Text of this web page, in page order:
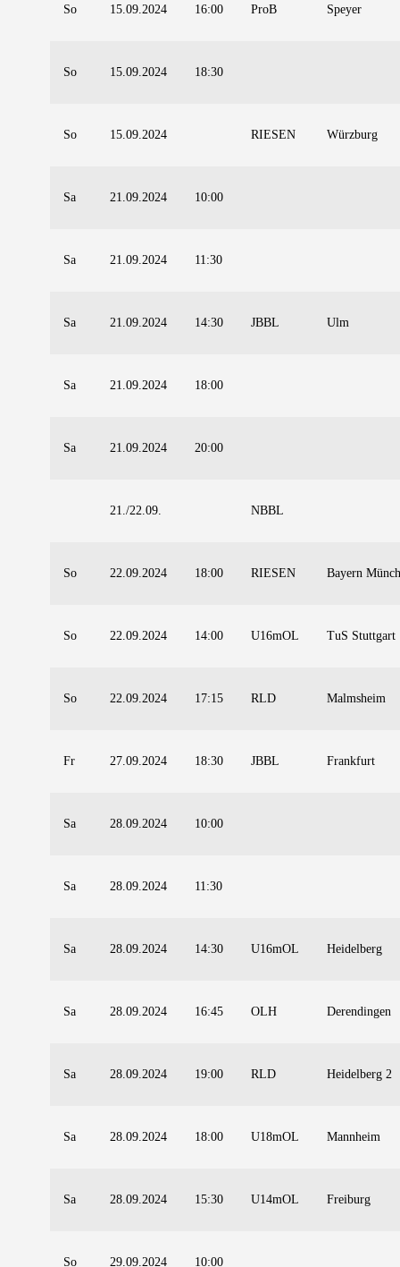
So 15.09.2024 16:00 ProB Speyer
So 15.09.2024 18:30
So 15.09.2024 RIESEN Würzburg
Sa 21.09.2024 10:00
Sa 21.09.2024 11:30
Sa 21.09.2024 14:30 JBBL Ulm
Sa 21.09.2024 18:00
Sa 21.09.2024 20:00
21./22.09. NBBL
So 22.09.2024 18:00 RIESEN Bayern
So 22.09.2024 14:00 U16mOL TuS Stuttgart
So 22.09.2024 17:15 RLD Malmsheim
Fr 27.09.2024 18:30 JBBL Frankfurt
Sa 28.09.2024 10:00
Sa 28.09.2024 11:30
Sa 28.09.2024 14:30 U16mOL Heidelberg
Sa 28.09.2024 16:45 OLH Derendingen
Sa 28.09.2024 19:00 RLD Heidelberg 2
Sa 28.09.2024 18:00 U18mOL Mannheim
Sa 28.09.2024 15:30 U14mOL Freiburg
So 29.09.2024 10:00